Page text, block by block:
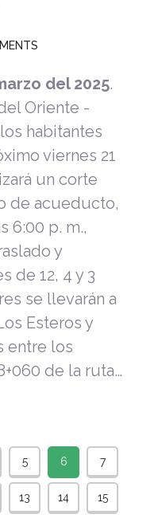
del 2025.
Oriente -
habitantes
viernes 21
un corte
de acueducto,
6:00 p. m.,
y
de 12, 4 y 3
se llevarán a
Esteros y
entre los
de la ruta…
5 6 7
13 14 15